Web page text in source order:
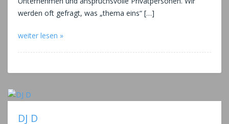
werden oft gefragt, was „thema eins“ […]
weiter lesen »
DJ D